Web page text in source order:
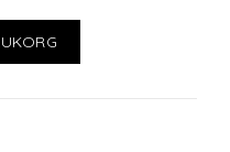
D149 H270mm mängd